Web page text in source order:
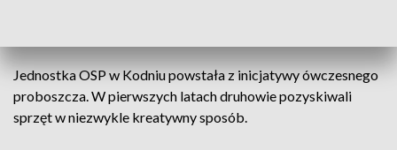
Jednostka OSP w Kodniu powstała z inicjatywy ówczesnego
proboszcza. W pierwszych latach druhowie pozyskiwali
sprzęt w niezwykle kreatywny sposób.